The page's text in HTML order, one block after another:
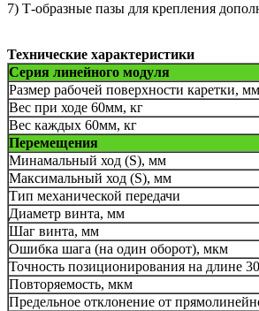
7) Т-образные пазы для крепления
Технические характеристики
Серия линейного модуля
Размер рабочей поверхности каретки, мм
Вес при ходе 60мм, кг
Вес каждых 60мм, кг
Перемещения
Минамальный ход (S), мм
Максимальный ход (S), мм
Тип механической передачи
Диаметр винта, мм
Шаг винта, мм
Ошибка шага (на один оборот), мкм
Точность позиционирования на длине
Повторяемость, мкм
Предельное отклонение от